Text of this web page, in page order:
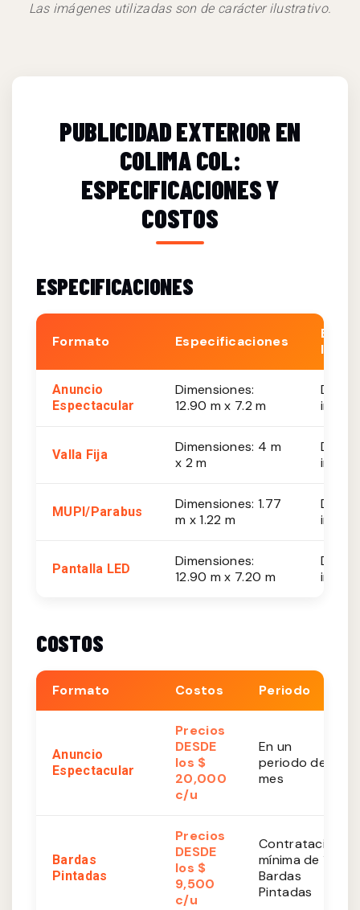
Las imágenes utilizadas son de carácter ilustrativo.
PUBLICIDAD EXTERIOR EN
COLIMA COL:
ESPECIFICACIONES Y
COSTOS
ESPECIFICACIONES
Formato Especificaciones
Est.
Anuncio
Espectacular
Dimensiones:
12.90 m x 7.2 m
De
Valla Fija
Dimensiones: 4 m
x 2 m
De
MUPI/Parabus
Dimensiones: 1.77
m x 1.22 m
De
Pantalla LED
Dimensiones:
12.90 m x 7.20 m
De
COSTOS
Formato Costos Periodo
Anuncio
Espectacular
Precios
DESDE
los $
20,000
c/u
En un
periodo de 1
mes
Bardas
Pintadas
Precios
DESDE
los $
9,500
c/u
Contratación
mínima de 10
Bardas
Pintadas